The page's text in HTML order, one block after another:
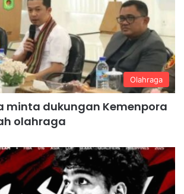
Olahraga
minta dukungan Kemenpora
olahraga